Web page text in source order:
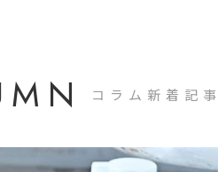
コラム新着記事